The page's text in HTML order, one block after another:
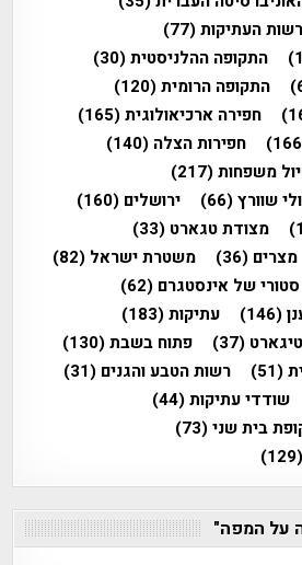
העתיקות(77)
התקופה ההלניסטית(30)
התקופה הרומית(120)
חפירה ארכיאולוגית(165)
חפירות הצלה (140)
משפחות(217)
שוורץ(66) ירושלים (160)
מצודת טגארט (33)
מצרים (36) משטרת ישראל (82)
סטורי של אינסטגרם (62)
(146) עתיקות(183)
(37) פתוח בשבת(130)
(51) רשות הטבע והגנים (31)
שודדי עתיקות(44)
בית שני(73)
(129)
על המפה"